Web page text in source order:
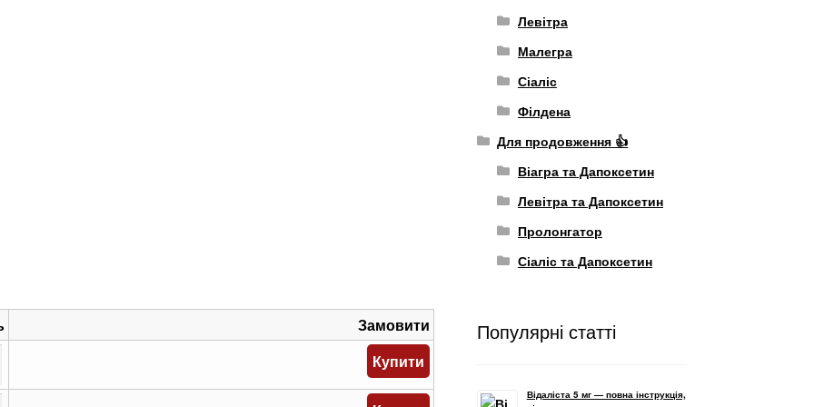
Замовити
Купити
Левітра
Малегра
Сіаліс
Філдена
Для продовження 👍
Віагра та Дапоксетин
Левітра та Дапоксетин
Пролонгатор
Сіаліс та Дапоксетин
Популярні статті
Відаліста 5 мг — повна інструкція,